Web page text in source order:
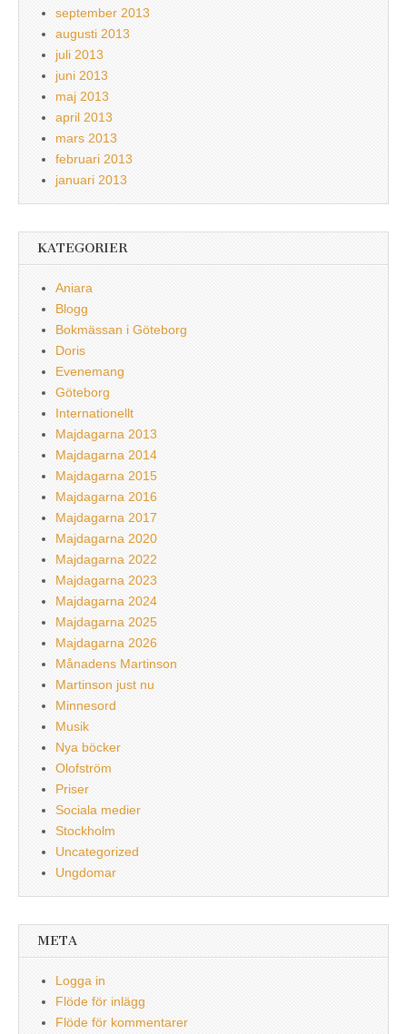
september 2013
augusti 2013
juli 2013
juni 2013
maj 2013
april 2013
mars 2013
februari 2013
januari 2013
KATEGORIER
Aniara
Blogg
Bokmässan i Göteborg
Doris
Evenemang
Göteborg
Internationellt
Majdagarna 2013
Majdagarna 2014
Majdagarna 2015
Majdagarna 2016
Majdagarna 2017
Majdagarna 2020
Majdagarna 2022
Majdagarna 2023
Majdagarna 2024
Majdagarna 2025
Majdagarna 2026
Månadens Martinson
Martinson just nu
Minnesord
Musik
Nya böcker
Olofström
Priser
Sociala medier
Stockholm
Uncategorized
Ungdomar
META
Logga in
Flöde för inlägg
Flöde för kommentarer